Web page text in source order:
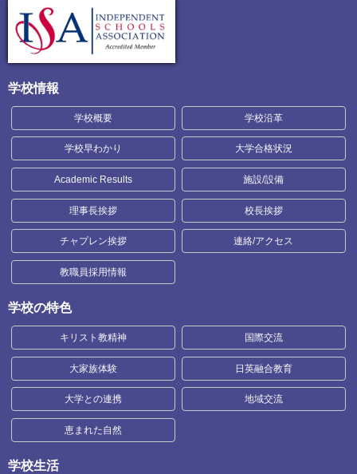
学校情報
学校概要 学校沿革
学校早わかり 大学合格状況
Academic Results 施設/設備
理事長挨拶 校長挨拶
チャプレン挨拶 連絡/アクセス
教職員採用情報
学校の特色
キリスト教精神 国際交流
大家族体験 日英融合教育
大学との連携 地域交流
恵まれた自然
学校生活